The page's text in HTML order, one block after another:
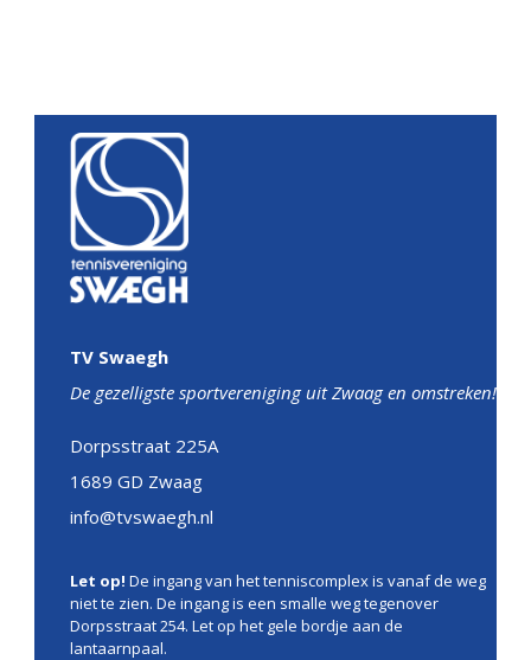
TV Swaegh
De gezelligste sportvereniging uit Zwaag en omstreken!
Dorpsstraat 225A
1689 GD Zwaag
info@tvswaegh.nl
Let op! De ingang van het tenniscomplex is vanaf de weg
niet te zien. De ingang is een smalle weg tegenover
Dorpsstraat 254. Let op het gele bordje aan de
lantaarnpaal.